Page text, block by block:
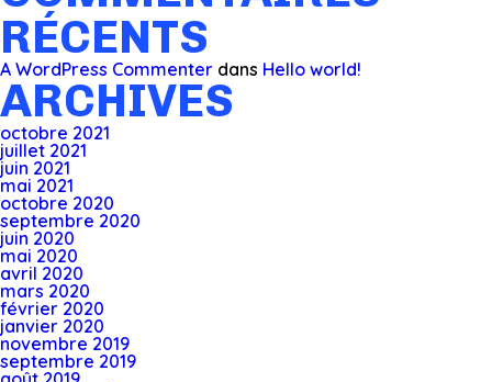
RÉCENTS
A WordPress Commenter dans Hello world!
ARCHIVES
octobre 2021
juillet 2021
juin 2021
mai 2021
octobre 2020
septembre 2020
juin 2020
mai 2020
avril 2020
mars 2020
février 2020
janvier 2020
novembre 2019
septembre 2019